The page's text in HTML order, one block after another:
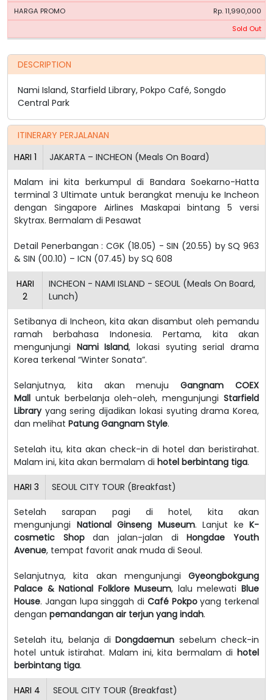
Rp. 11,990,000
Sold Out
DESCRIPTION
Nami Island, Starfield Library, Pokpo Café, Songdo
Central Park
ITINERARY PERJALANAN
HARI 1 JAKARTA – INCHEON (Meals On Board)
Malam ini kita berkumpul di Bandara Soekarno-Hatta
terminal 3 Ultimate untuk berangkat menuju ke Incheon
dengan Singapore Airlines Maskapai bintang 5 versi
Skytrax. Bermalam di Pesawat
Detail Penerbangan :CGK (18.05) - SIN (20.55) by SQ 963
& SIN (00.10) – ICN (07.45) by SQ 608
HARI
2
INCHEON - NAMI ISLAND - SEOUL (Meals On Board,
Lunch)
Setibanya di Incheon, kita akan disambut oleh pemandu
ramah berbahasa Indonesia. Pertama, kita akan
mengunjungi Nami Island, lokasi syuting serial drama
Korea terkenal “Winter Sonata”.
Selanjutnya, kita akan menujuGangnam COEX
Mall untuk berbelanja oleh-oleh, mengunjungi Starfield
Libraryyang sering dijadikan lokasi syuting drama Korea,
dan melihat Patung Gangnam Style.
Setelah itu, kita akan check-in di hotel dan beristirahat.
Malam ini, kita akan bermalam di hotel berbintang tiga.
HARI 3 SEOUL CITY TOUR (Breakfast)
Setelah sarapan pagi di hotel, kita akan
mengunjungi National Ginseng Museum. Lanjut ke K-
cosmetic Shopdan jalan-jalan diHongdae Youth
Avenue, tempat favorit anak muda di Seoul.
Selanjutnya, kita akan mengunjungi Gyeongbokgung
Palace & National Folklore Museum, lalu melewatiBlue
House. Jangan lupa singgah di Café Pokpoyang terkenal
dengan pemandangan air terjun yang indah.
Setelah itu, belanja diDongdaemun sebelum check-in
hotel untuk istirahat. Malam ini, kita bermalam di hotel
berbintang tiga.
HARI 4 SEOUL CITY TOUR (Breakfast)